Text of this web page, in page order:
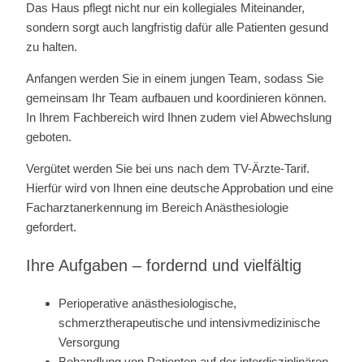
Das Haus pflegt nicht nur ein kollegiales Miteinander,
sondern sorgt auch langfristig dafür alle Patienten gesund
zu halten.
Anfangen werden Sie in einem jungen Team, sodass Sie
gemeinsam Ihr Team aufbauen und koordinieren können.
In Ihrem Fachbereich wird Ihnen zudem viel Abwechslung
geboten.
Vergütet werden Sie bei uns nach dem TV-Ärzte-Tarif.
Hierfür wird von Ihnen eine deutsche Approbation und eine
Facharztanerkennung im Bereich Anästhesiologie
gefordert.
Ihre Aufgaben – fordernd und vielfältig
Perioperative anästhesiologische,
schmerztherapeutische und intensivmedizinische
Versorgung